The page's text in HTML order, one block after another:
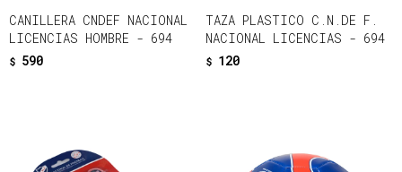
CANILLERA CNDEF NACIONAL
LICENCIAS HOMBRE - 694
$ 590
TAZA PLASTICO C.N.DE F.
NACIONAL LICENCIAS - 694
$ 120